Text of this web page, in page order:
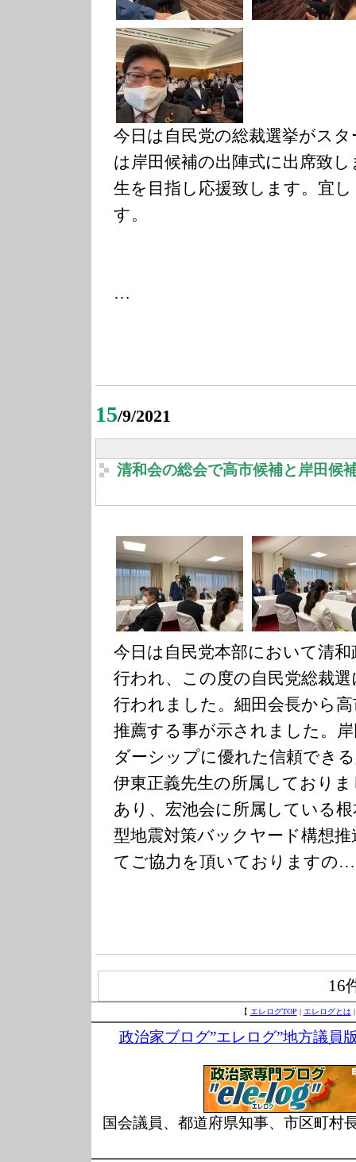
今日は自民党の総裁選挙がス
は岸田候補の出陣式に出席致
生を目指し応援致します。宜
す。
…
15/9/2021
清和会の総会で高市候補と岸田候
今日は自民党本部において清
行われ、この度の自民党総裁
行われました。細田会長から
推薦する事が示されました。
ダーシップに優れた信頼でき
伊東正義先生の所属しており
あり、宏池会に所属している
型地震対策バックヤード構想
てご協力を頂いておりますの…
16
【 エレログTOP | エレログとは
政治家ブログ”エレログ”地方議員
国会議員、都道府県知事、市区町村